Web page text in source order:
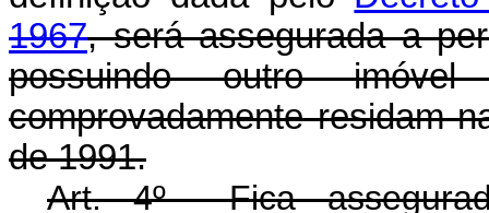
1967, será assegurada a
possuindo outro
comprovadamente residam
de 1991.
Art. 4º Fica